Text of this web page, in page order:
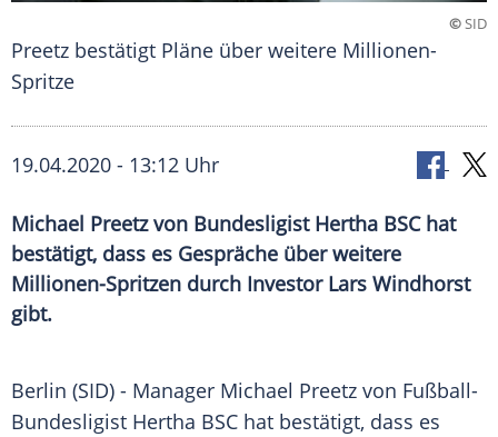
©SID
Preetz bestätigt Pläne über weitere Millionen-
Spritze
19.04.2020 - 13:12 Uhr
Michael Preetz von Bundesligist Hertha BSC hat
bestätigt, dass es Gespräche über weitere
Millionen-Spritzen durch Investor Lars Windhorst
gibt.
Berlin (SID) - Manager Michael Preetz von Fußball-
Bundesligist Hertha BSC hat bestätigt, dass es